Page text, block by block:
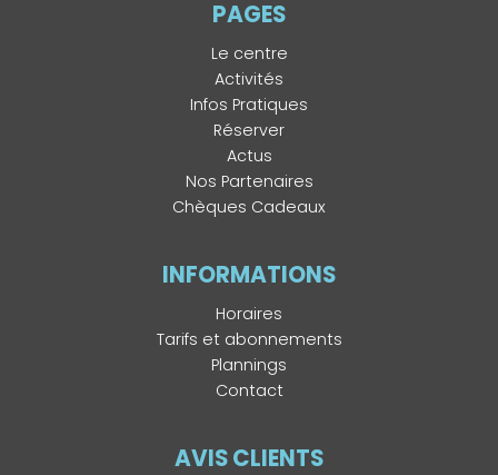
PAGES
Le centre
Activités
Infos Pratiques
Réserver
Actus
Nos Partenaires
Chèques Cadeaux
INFORMATIONS
Horaires
Tarifs et abonnements
Plannings
Contact
AVIS CLIENTS